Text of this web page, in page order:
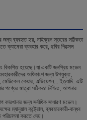
জন্য ব্যবহৃত হয়, মাইক্রন স্তরের সঠিকতা
ক্যামেরা ব্যবহার করে, ছবির পিক্সেল
বিকশিত হয়েছে।যা একটি জনপ্রিয় মডেল
অধিকাংশ জন্য উপযুক্ত,
কেয়ার, এভিয়েশন... ইত্যাদি. এটি
পণ্যের মাত্রা সঠিকতা নিশ্চিত, আপনার
কারখানার জন্য সর্বাধিক সাধারণ মডেল।
ম্যানুয়াল কন্ট্রোল, ব্যবহারকারী-বান্ধব
করতে দেয়।